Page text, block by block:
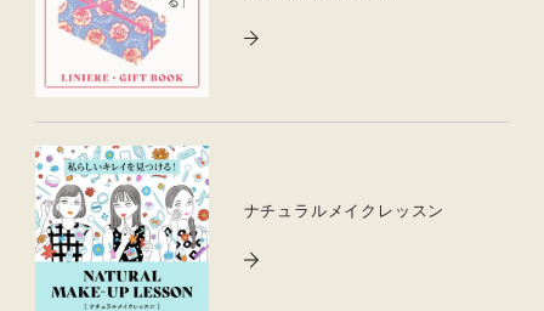
ナチュラルメイクレッスン